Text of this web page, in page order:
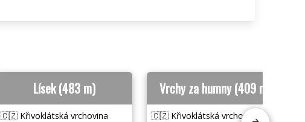
Lísek (483 m)
🇨🇿 Křivoklátská vrchovina
Vrchy za humny (409 m)
🇨🇿 Křivoklátská vrchovina